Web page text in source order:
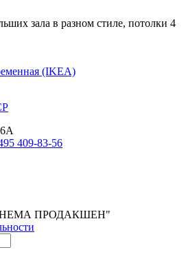
зала в разном стиле, потолки 4
(IKEA)
409-83-56
ПРОДАКШЕН"